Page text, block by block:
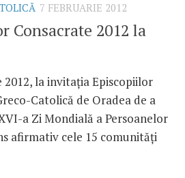
7 FEBRUARIE 2012
Consacrate 2012 la
la invitaţia Episcopiilor
Catolică de Oradea de a
a Zi Mondială a Persoanelor
afirmativ cele 15 comunităţi